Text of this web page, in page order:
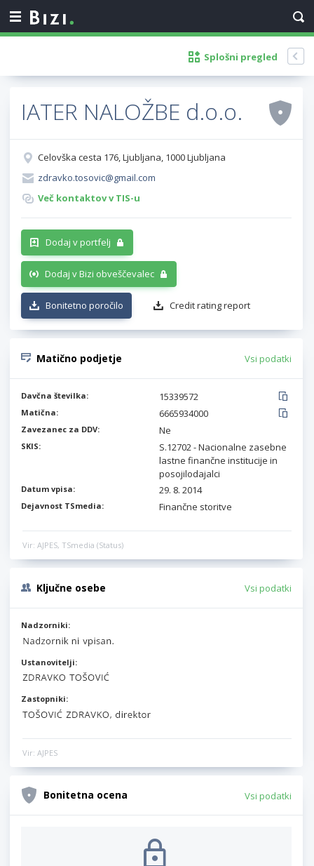
Splošni pregled
IATER NALOŽBE d.o.o.
Celovška cesta 176, Ljubljana, 1000 Ljubljana
zdravko.tosovic@gmail.com
Več kontaktov v TIS-u
Dodaj v portfelj
Dodaj v Bizi obveščevalec
Bonitetno poročilo Credit rating report
Matično podjetje Vsi podatki
Davčna številka: 15339572
Matična: 6665934000
Zavezanec za DDV: Ne
SKIS:
S.12702 - Nacionalne zasebne
lastne finančne institucije in
posojilodajalci
Datum vpisa: 29. 8. 2014
Dejavnost TSmedia: Finančne storitve
Vir: AJPES, TSmedia (Status)
Ključne osebe Vsi podatki
Nadzorniki:
Ustanovitelji:
Zastopniki:
Vir: AJPES
Bonitetna ocena Vsi podatki